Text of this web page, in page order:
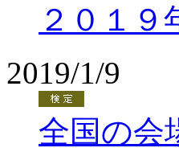
２０１
2019/1/9
全国の